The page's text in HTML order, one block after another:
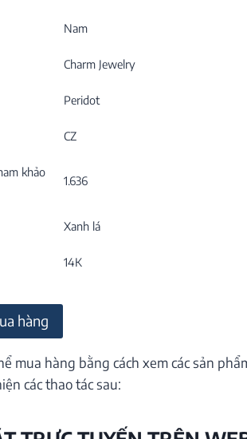
Nam
Charm Jewelry
Peridot
CZ
khảo
1.636
Xanh lá
14K
hàng
mua hàng bằng cách xem các sản
các thao tác sau: